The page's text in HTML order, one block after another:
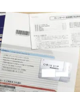
した。全手順